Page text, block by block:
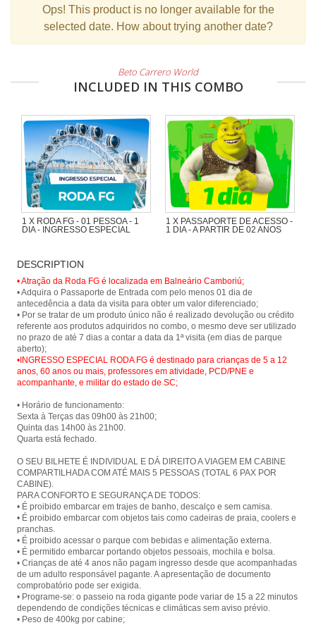
Ops! This product is no longer available for the
selected date. How about trying another date?
Beto Carrero World
INCLUDED IN THIS COMBO
1 X RODA FG - 01 PESSOA - 1
DIA - INGRESSO ESPECIAL
1 X PASSAPORTE DE ACESSO -
1 DIA - A PARTIR DE 02 ANOS
DESCRIPTION
• Atração da Roda FG é localizada em Balneário Camboriú;
• Adquira o Passaporte de Entrada com pelo menos 01 dia de
antecedência a data da visita para obter um valor diferenciado;
• Por se tratar de um produto único não é realizado devolução ou crédito
referente aos produtos adquiridos no combo, o mesmo deve ser utilizado
no prazo de até 7 dias a contar a data da 1ª visita (em dias de parque
•INGRESSO ESPECIAL RODA FG é destinado para crianças de 5 a 12
anos, 60 anos ou mais, professores em atividade, PCD/PNE e
acompanhante, e militar do estado de SC;
• Horário de funcionamento:
Sexta à Terças das 09h00 às 21h00;
Quinta das 14h00 às 21h00.
Quarta está fechado.
O SEU BILHETE É INDIVIDUAL E DÁ DIREITO A VIAGEM EM CABINE
COMPARTILHADA COM ATÉ MAIS 5 PESSOAS (TOTAL 6 PAX POR
CABINE).
PARA CONFORTO E SEGURANÇA DE TODOS:
• É proibido embarcar em trajes de banho, descalço e sem camisa.
• É proibido embarcar com objetos tais como cadeiras de praia, coolers e
pranchas.
• É proibido acessar o parque com bebidas e alimentação externa.
• É permitido embarcar portando objetos pessoais, mochila e bolsa.
• Crianças de até 4 anos não pagam ingresso desde que acompanhadas
de um adulto responsável pagante. A apresentação de documento
comprobatório pode ser exigida.
• Programe-se: o passeio na roda gigante pode variar de 15 a 22 minutos
dependendo de condições técnicas e climáticas sem aviso prévio.
• Peso de 400kg por cabine;